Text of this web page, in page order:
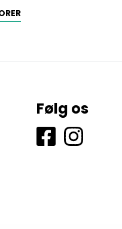
Følg os